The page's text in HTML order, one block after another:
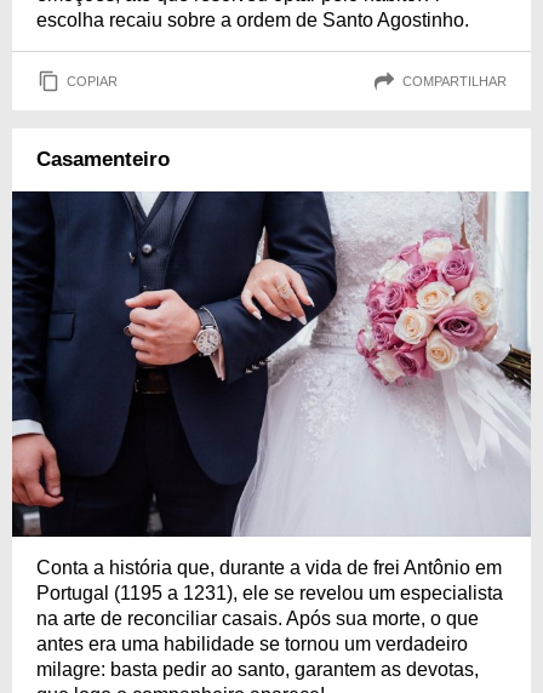
escolha recaiu sobre a ordem de Santo Agostinho.
COPIAR COMPARTILHAR
Casamenteiro
Conta a história que, durante a vida de frei Antônio em
Portugal (1195 a 1231), ele se revelou um especialista
na arte de reconciliar casais. Após sua morte, o que
antes era uma habilidade se tornou um verdadeiro
milagre: basta pedir ao santo, garantem as devotas,